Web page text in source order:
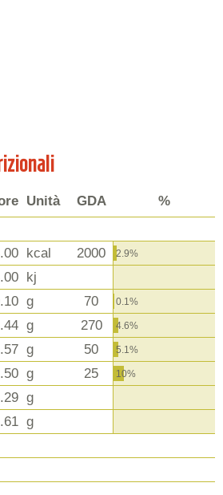
Unità GDA
%
kcal 2000 2.9%
kj
g 70 0.1%
g 270 4.6%
g 50 5.1%
g 25 10%
g
g